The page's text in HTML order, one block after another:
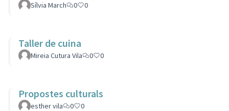
Sílvia March 0 0
Taller de cuina
Mireia Cutura Vila 0 0
Propostes culturals
esther vila 0 0